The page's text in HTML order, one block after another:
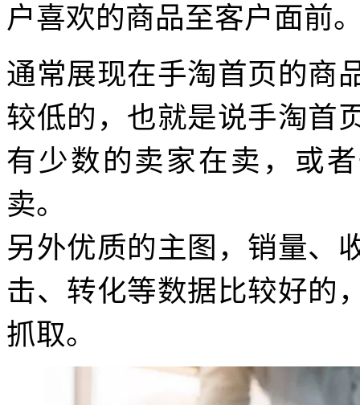
户喜欢的商品至客户面前
通常展现在手淘首页的商
较低的，也就是说手淘首
有少数的卖家在卖，或
卖。
另外优质的主图，销量、
击、转化等数据比较好的
抓取。